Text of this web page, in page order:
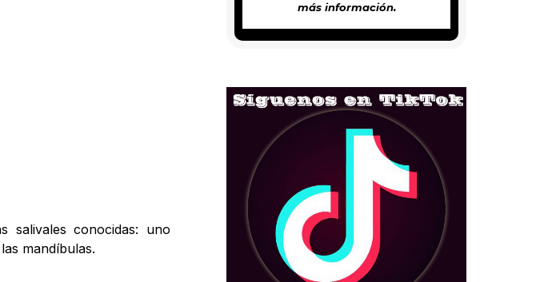
salivales conocidas: uno
mandíbulas.
más información.